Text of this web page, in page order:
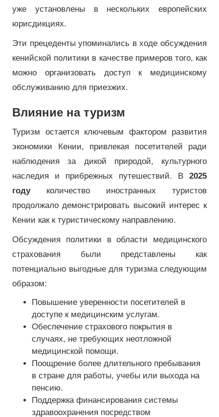
уже установлены в нескольких европейских
юрисдикциях.
Эти прецеденты упоминались в ходе обсуждения
кенийской политики в качестве примеров того, как
можно организовать доступ к медицинскому
обслуживанию для приезжих.
Влияние на туризм
Туризм остается ключевым фактором развития
экономики Кении, привлекая посетителей ради
наблюдения за дикой природой, культурного
наследия и прибрежных путешествий. В 2025
годуколичество иностранных туристов
продолжало демонстрировать высокий интерес к
Кении как к туристическому направлению.
Обсуждения политики в области медицинского
страхования были представлены как
потенциально выгодные для туризма следующим
образом:
Повышение уверенности посетителей в
доступе к медицинским услугам.
Обеспечение страхового покрытия в
случаях, не требующих неотложной
медицинской помощи.
Поощрение более длительного пребывания
в стране для работы, учебы или выхода на
пенсию.
Поддержка финансирования системы
здравоохранения посредством